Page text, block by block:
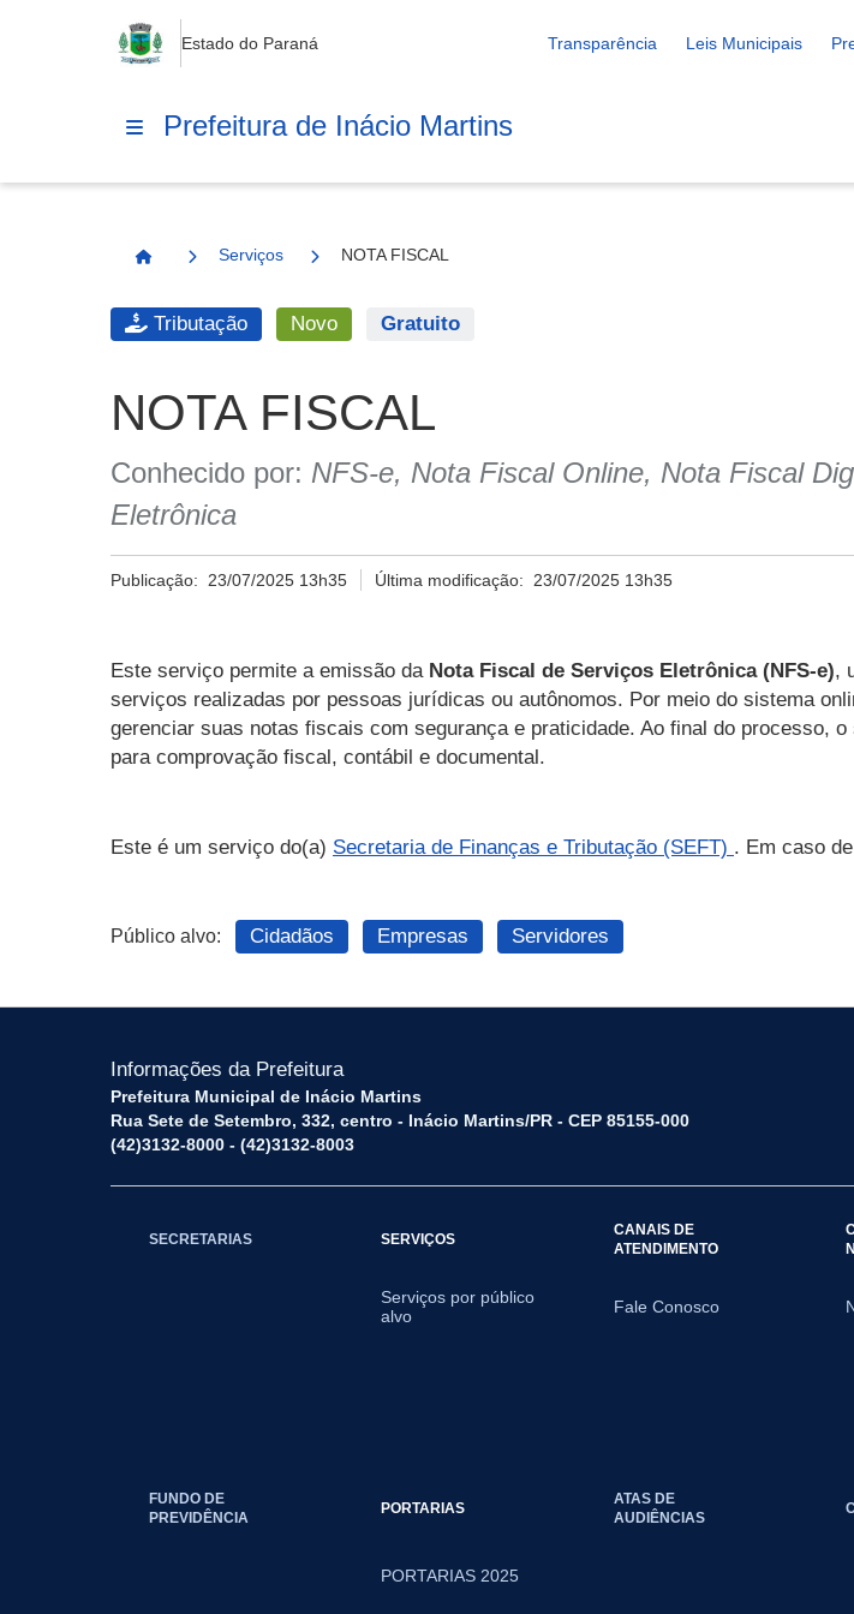
Estado do Paraná Transparência Leis Municipais
Prefeitura de Inácio Martins
Página Inicial
Serviços NOTA FISCAL
Tributação Novo Gratuito
NOTA FISCAL
Conhecido por: NFS-e, Nota Fiscal Online, Nota Fiscal
Eletrônica
Publicação: 23/07/2025 13h35 Última modificação: 23/07/2025 13h35
Este serviço permite a emissão da Nota Fiscal de Serviços Eletrônica (NFS-e),
serviços realizadas por pessoas jurídicas ou autônomos. Por meio do sistema
gerenciar suas notas fiscais com segurança e praticidade. Ao final do processo,
para comprovação fiscal, contábil e documental.
Este é um serviço do(a) Secretaria de Finanças e Tributação (SEFT) . Em caso
Público alvo: Cidadãos Empresas Servidores
Informações da Prefeitura
Prefeitura Municipal de Inácio Martins
Rua Sete de Setembro, 332, centro - Inácio Martins/PR - CEP 85155-000
(42)3132-8000 - (42)3132-8003
SECRETARIAS SERVIÇOS
Serviços por público
alvo
CANAIS DE
ATENDIMENTO
Fale Conosco
FUNDO DE
PREVIDÊNCIA
PORTARIAS
PORTARIAS 2025
ATAS DE
AUDIÊNCIAS